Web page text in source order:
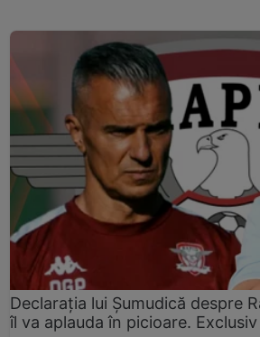
Declarația lui Șumudică despre
îl va aplauda în picioare. Exclusiv